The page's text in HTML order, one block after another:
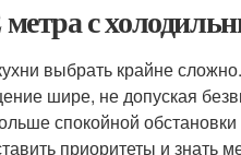
с
выбрать крайне
шире, не допуская
спокойной
приоритеты и знать